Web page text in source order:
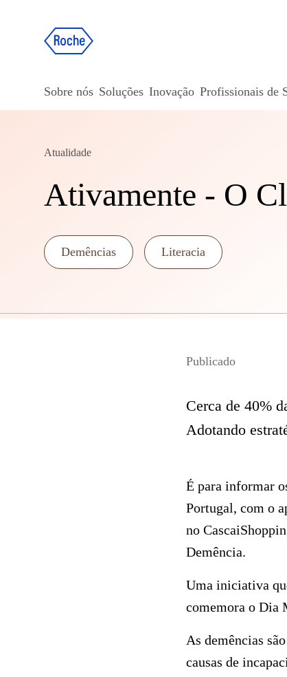
Sobre nós Soluções Inovação Profissionais de
Atualidade
Ativamente - O
Demências Literacia
Publicado
Cerca de 40%
Adotando
É para informar
Portugal, com o
no
Demência.
Uma iniciativa
comemora o Dia
As demências
causas de